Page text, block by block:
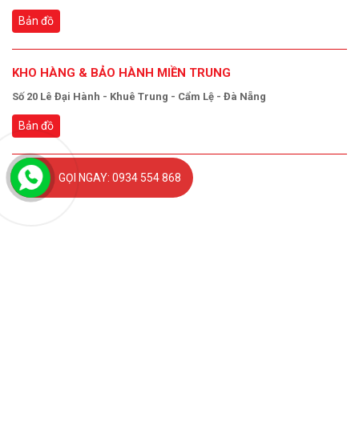
Bản đồ
KHO HÀNG & BẢO HÀNH MIỀN TRUNG
Số 20 Lê Đại Hành - Khuê Trung - Cẩm Lệ - Đà Nẵng
Bản đồ
GỌI NGAY: 0934 554 868